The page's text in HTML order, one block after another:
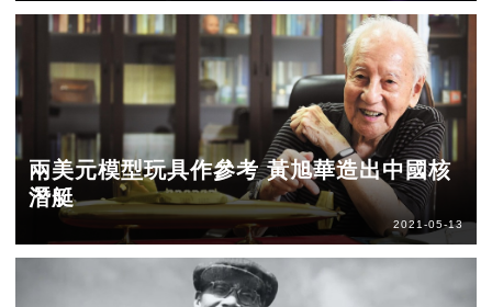
兩美元模型玩具作參考 黃旭華造出中國核
潛艇
2021-05-13